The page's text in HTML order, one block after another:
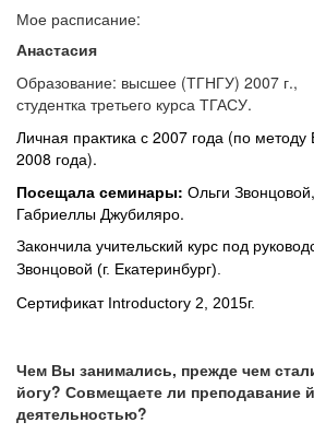
Мое расписание:
Анастасия
Образование: высшее (ТГНГУ) 2007 г.,
студентка третьего курса ТГАСУ.
Личная практика с 2007 года (по
2008 года).
Посещала семинары: Ольги
Габриеллы Джубиляро.
Закончила учительский курс под
Звонцовой (г. Екатеринбург).
Сертификат Introductory 2, 2015г.
Чем Вы занимались, прежде чем
йогу? Совмещаете ли преподавание
деятельностью?